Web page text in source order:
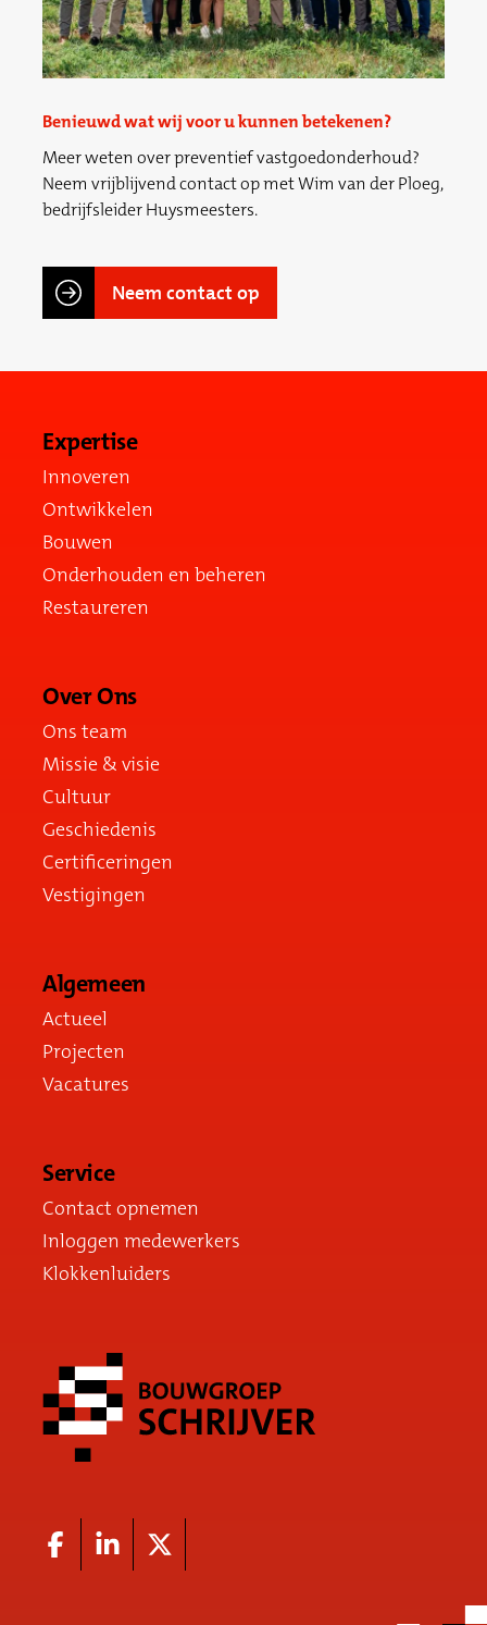
Benieuwd wat wij voor u kunnen betekenen?
Meer weten over preventief vastgoedonderhoud?
Neem vrijblijvend contact op met Wim van der Ploeg,
bedrijfsleider Huysmeesters.
Neem contact op
Expertise
Innoveren
Ontwikkelen
Bouwen
Onderhouden en beheren
Restaureren
Over Ons
Ons team
Missie & visie
Cultuur
Geschiedenis
Certificeringen
Vestigingen
Algemeen
Actueel
Projecten
Vacatures
Service
Contact opnemen
Inloggen medewerkers
Klokkenluiders